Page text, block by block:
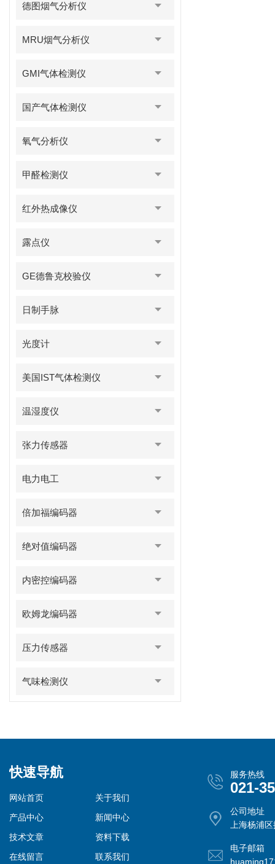
德图烟气分析仪
MRU烟气分析仪
GMI气体检测仪
国产气体检测仪
氧气分析仪
甲醛检测仪
红外热成像仪
露点仪
GE德鲁克校验仪
日制手脉
光度计
美国IST气体检测仪
温湿度仪
张力传感器
电力电工
倍加福编码器
绝对值编码器
内密控编码器
欧姆龙编码器
压力传感器
气味检测仪
快速导航
网站首页
关于我们
产品中心
新闻中心
技术文章
资料下载
在线留言
联系我们
服务热线
021-
公司地址
上海杨浦
电子邮箱